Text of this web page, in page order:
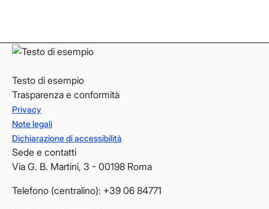
Testo di esempio
Trasparenza e conformità
Privacy
Note legali
Dichiarazione di accessibilità
Sede e contatti
Via G. B. Martini, 3 - 00198 Roma
Telefono (centralino): +39 06 84771